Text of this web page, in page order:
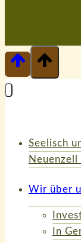
Seelisch
Neuenzell
Wir über
In